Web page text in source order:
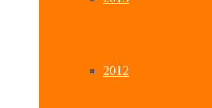
2012